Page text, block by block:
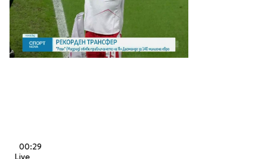
00:29